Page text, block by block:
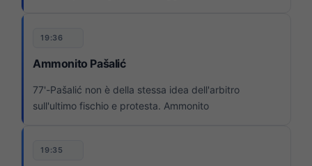
19:36
Ammonito Pašalić
77'-Pašalić non è della stessa idea dell'arbitro
sull'ultimo fischio e protesta. Ammonito
19:35